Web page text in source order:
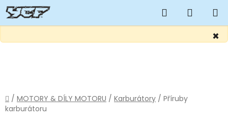
×
Hledat
KOŠÍK
Domů
/ MOTORY & DÍLY MOTORU / Karburátory / Příruby
karburátoru